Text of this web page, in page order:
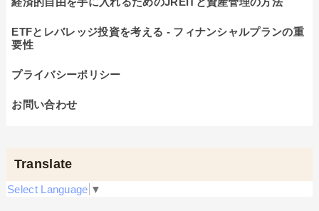
ETFとレバレッジ投資を考える - フィナンシャルプランの重
要性
プライバシーポリシー
お問い合わせ
Translate
Select Language ▼